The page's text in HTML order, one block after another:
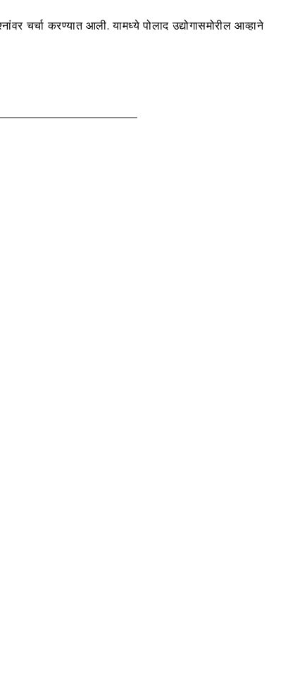
चर्चा करण्यात आली. यामध्ये पोलाद उद्योगासमोरील आव्हाने